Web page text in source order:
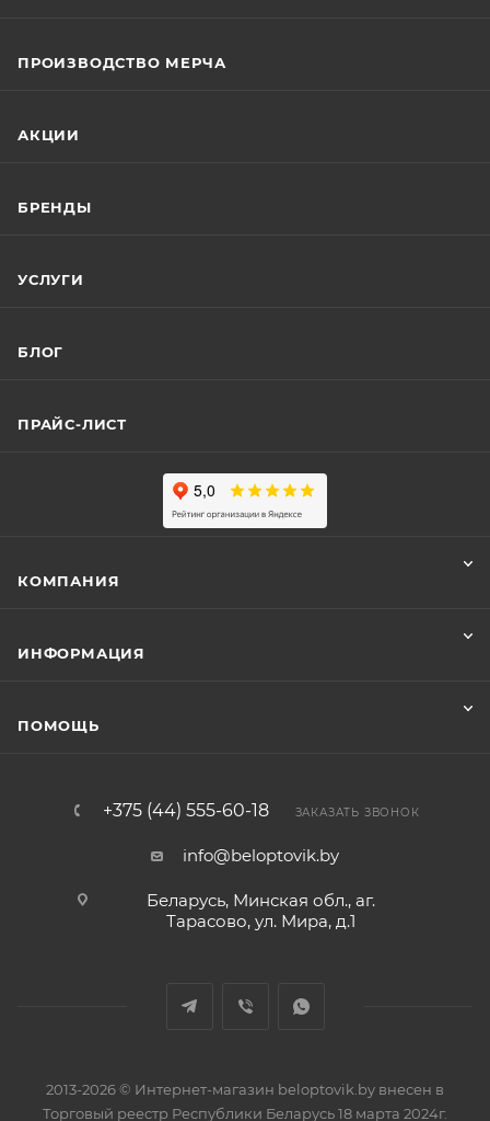
ПРОИЗВОДСТВО МЕРЧА
АКЦИИ
БРЕНДЫ
УСЛУГИ
БЛОГ
ПРАЙС-ЛИСТ
КОМПАНИЯ
ИНФОРМАЦИЯ
ПОМОЩЬ
+375 (44) 555-60-18 ЗАКАЗАТЬ ЗВОНОК
info@beloptovik.by
Беларусь, Минская обл., аг.
Тарасово, ул. Мира, д.1
2013-2026 © Интернет-магазин beloptovik.by внесен в
Торговый реестр Республики Беларусь 18 марта 2024г.